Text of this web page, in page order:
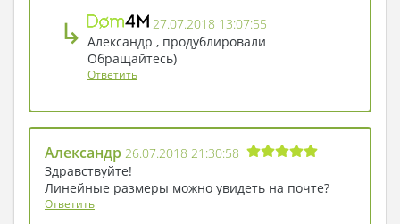
↳
27.07.2018 13:07:55
Александр , продублировали
Обращайтесь)
Ответить
Александр 26.07.2018 21:30:58
Здравствуйте!
Линейные размеры можно увидеть на почте?
Ответить